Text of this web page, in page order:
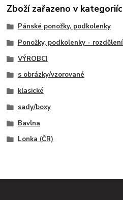
Zboží zařazeno v
Pánské ponožky, podkolenky
Ponožky, podkolenky -
VÝROBCI
s obrázky/vzorované
klasické
sady/boxy
Bavlna
Lonka (ČR)